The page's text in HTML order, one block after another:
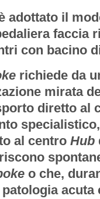
adottato il
faccia
con bacino
richiede da
mirata
diretto al
al centro Hub
o che,